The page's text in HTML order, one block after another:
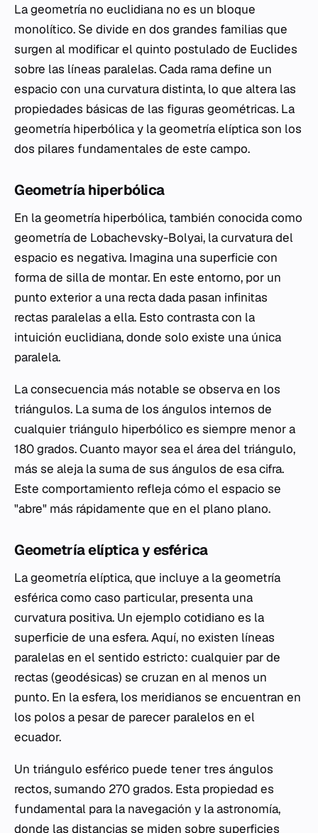
La geometría no euclidiana no es un bloque
monolítico. Se divide en dos grandes familias que
surgen al modificar el quinto postulado de Euclides
sobre las líneas paralelas. Cada rama define un
espacio con una curvatura distinta, lo que altera las
propiedades básicas de las figuras geométricas. La
geometría hiperbólica y la geometría elíptica son los
dos pilares fundamentales de este campo.
Geometría hiperbólica
En la geometría hiperbólica, también conocida como
geometría de Lobachevsky-Bolyai, la curvatura del
espacio es negativa. Imagina una superficie con
forma de silla de montar. En este entorno, por un
punto exterior a una recta dada pasan infinitas
rectas paralelas a ella. Esto contrasta con la
intuición euclidiana, donde solo existe una única
paralela.
La consecuencia más notable se observa en los
triángulos. La suma de los ángulos internos de
cualquier triángulo hiperbólico es siempre menor a
180 grados. Cuanto mayor sea el área del triángulo,
más se aleja la suma de sus ángulos de esa cifra.
Este comportamiento refleja cómo el espacio se
"abre" más rápidamente que en el plano plano.
Geometría elíptica y esférica
La geometría elíptica, que incluye a la geometría
esférica como caso particular, presenta una
curvatura positiva. Un ejemplo cotidiano es la
superficie de una esfera. Aquí, no existen líneas
paralelas en el sentido estricto: cualquier par de
rectas (geodésicas) se cruzan en al menos un
punto. En la esfera, los meridianos se encuentran en
los polos a pesar de parecer paralelos en el
ecuador.
Un triángulo esférico puede tener tres ángulos
rectos, sumando 270 grados. Esta propiedad es
fundamental para la navegación y la astronomía,
donde las distancias se miden sobre superficies